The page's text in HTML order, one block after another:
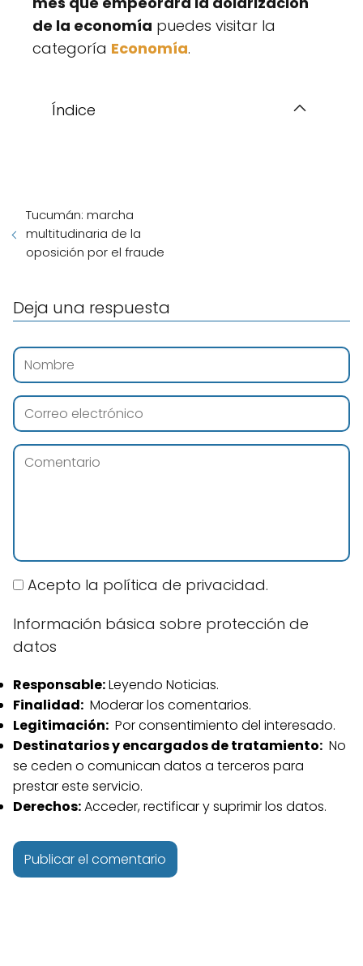
de la economía puedes visitar la
categoría Economía.
Índice
Tucumán: marcha
multitudinaria de la
oposición por el fraude
Deja una respuesta
Acepto la política de privacidad.
Información básica sobre protección de
datos
Responsable:Leyendo Noticias.
Finalidad: Moderar los comentarios.
Legitimación: Por consentimiento del interesado.
Destinatarios y encargados de tratamiento: No
se ceden o comunican datos a terceros para
prestar este servicio.
Derechos:Acceder, rectificar y suprimir los datos.